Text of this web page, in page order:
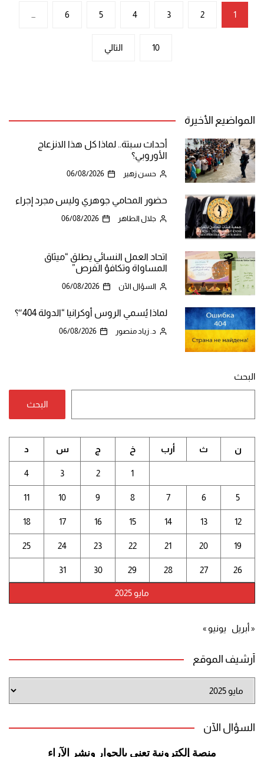
تعدد
صفحات
1
2
3
4
5
6
10 التالي
المواضيع الأخيرة
أحداث سبتة.. لماذا كل هذا الانزعاج
الأوروبي؟
حسن زهير 06/08/2026
حضور المحامي جوهري وليس مجرد إجراء
جلال الطاهر 06/08/2026
اتحاد العمل النسائي يطلق “ميثاق
المساواة وتكافؤ الفرص”
السؤال الآن 06/08/2026
لماذا يُسمي الروس أوكرانيا “الدولة 404″؟
د. زياد منصور 06/08/2026
البحث
البحث
مايو 2025
ن ث أرب خ ج س د
1
2
3
4
5
6
7
8
9
10
11
12
13
14
15
16
17
18
19
20
21
22
23
24
25
26
27
28
29
30
31
« أبريل يونيو »
أرشيف الموقع
الموقع
السؤال الآن
منصة إلكترونية تعنى بالحوار ونشر الآراء